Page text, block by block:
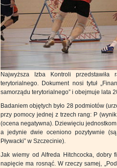
Najwyższa Izba Kontroli
terytorialnego. Dokument nosi tytuł
samorządu terytorialnego” i obejmuje lata
Badaniem objętych było 28 podmiotów
przy pomocy jednej z trzech rang: P
(ocena negatywna). Dziewięciu
a jedynie dwie oceniono pozytywnie
Pływacki” w Szczecinie).
Jak wiemy od Alfreda Hitchcocka, dobry
napięcie ma rosnąć. W rzeczy samej,